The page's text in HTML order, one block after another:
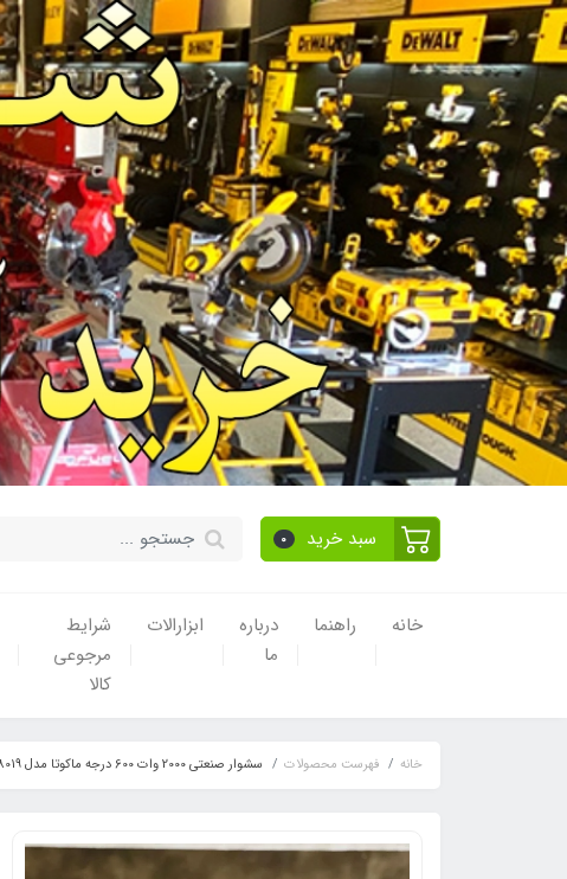
سبد خرید 0
خانه راهنما
درباره
ما
ابزارالات
شرایط
مرجوعی
کالا
خانه فهرست محصولات سشوار صنعتی 2000 وات 600 درجه ماکوتا مدل TM_8019